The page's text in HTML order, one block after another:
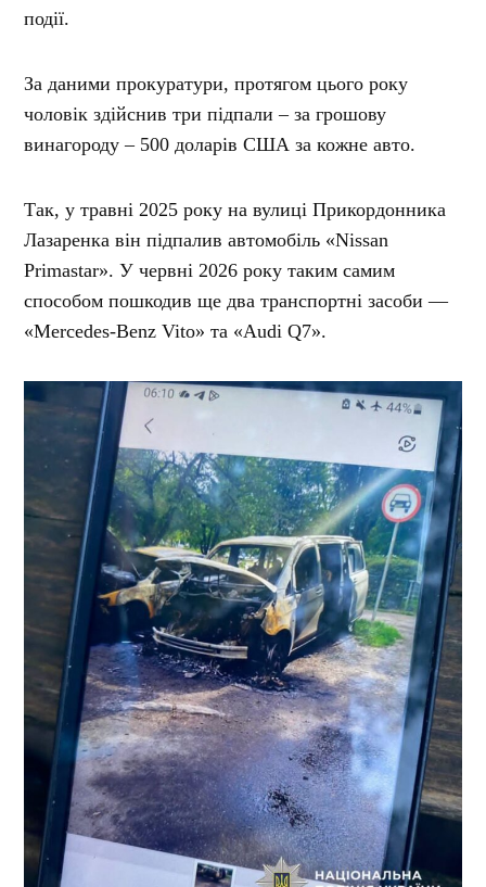
події.
За даними прокуратури, протягом цього року
чоловік здійснив три підпали – за грошову
винагороду – 500 доларів США за кожне авто.
Так, у травні 2025 року на вулиці Прикордонника
Лазаренка він підпалив автомобіль «Nissan
Primastar». У червні 2026 року таким самим
способом пошкодив ще два транспортні засоби —
«Mercedes-Benz Vito» та «Audi Q7».